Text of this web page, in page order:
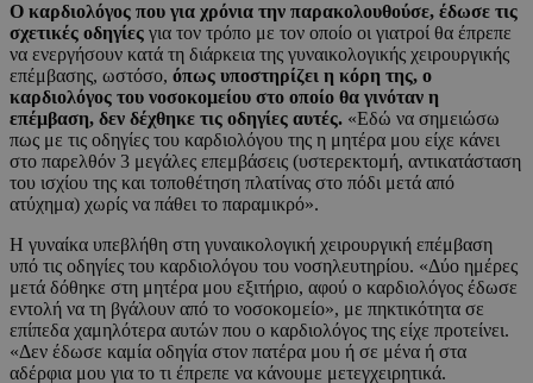
Ο καρδιολόγος που για χρόνια την παρακολουθούσε, έδωσε τις
σχετικές οδηγίες για τον τρόπο με τον οποίο οι γιατροί θα έπρεπε
να ενεργήσουν κατά τη διάρκεια της γυναικολογικής χειρουργικής
επέμβασης, ωστόσο, όπως υποστηρίζει η κόρη της, ο
καρδιολόγος του νοσοκομείου στο οποίο θα γινόταν η
επέμβαση, δεν δέχθηκε τις οδηγίες αυτές. «Εδώ να σημειώσω
πως με τις οδηγίες του καρδιολόγου της η μητέρα μου είχε κάνει
στο παρελθόν 3 μεγάλες επεμβάσεις (υστερεκτομή, αντικατάσταση
του ισχίου της και τοποθέτηση πλατίνας στο πόδι μετά από
ατύχημα) χωρίς να πάθει το παραμικρό».
Η γυναίκα υπεβλήθη στη γυναικολογική χειρουργική επέμβαση
υπό τις οδηγίες του καρδιολόγου του νοσηλευτηρίου. «Δύο ημέρες
μετά δόθηκε στη μητέρα μου εξιτήριο, αφού ο καρδιολόγος έδωσε
εντολή να τη βγάλουν από το νοσοκομείο», με πηκτικότητα σε
επίπεδα χαμηλότερα αυτών που ο καρδιολόγος της είχε προτείνει.
«Δεν έδωσε καμία οδηγία στον πατέρα μου ή σε μένα ή στα
αδέρφια μου για το τι έπρεπε να κάνουμε μετεγχειρητικά.